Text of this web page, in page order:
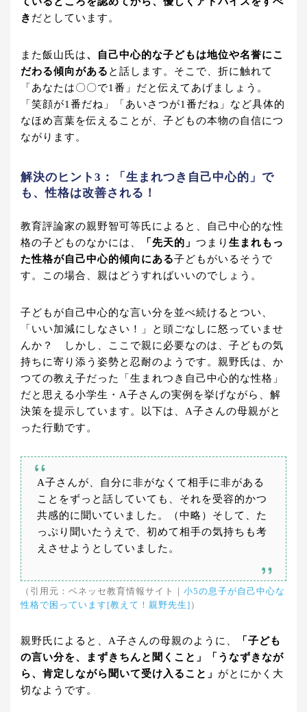
き だとしています。
また飯山氏は、自己中心的な子どもは地位や名誉にこ
だわる傾向がある と話します。そこで、折に触れて
「あなたは〇〇で1番」だと伝えてあげましょう。
「笑顔が1番だね」「あいさつが1番だね」など具体的
なほめ言葉を伝えることが、子どもの本物の自信につ
ながります。
解決のヒント3：「生まれつき自己中心的」で
も、性格は改善される！
教育評論家の親野智可等氏によると、自己中心的な性
格の子どものなかには、
「先天的」 つまり 生まれもっ
た性格が自己中心的傾向にある子どもがいるそうで
す。この場合、親はどうすればいいのでしょう。
子どもが自己中心的な言い分を並べ続けるとつい、
「いい加減にしなさい！」と頭ごなしに怒っていませ
んか？ しかし、ここで親に必要なのは、子どもの気
持ちに寄り添う姿勢と忍耐のようです。親野氏は、か
つての教え子だった「生まれつき自己中心的な性格」
だと思える小学生・A子さんの実例を挙げながら、解
決策を提示しています。以下は、A子さんの母親がと
った行動です。
A子さんが、自分に非がなくて相手に非がある
ことをずっと話していても、それを受容的かつ
共感的に聞いていました。（中略）そして、た
っぷり聞いたうえで、初めて相手の気持ちも考
えさせようとしていました。
（引用元：ベネッセ教育情報サイト｜ 小5の息子が自己中心な
性格で困っています[教えて！親野先生] ）
親野氏によると、A子さんの母親のように、
「子ども
の言い分を、まずきちんと聞くこと」「うなずきなが
ら、肯定しながら聞いて受け入ること」 がとにかく大
切なようです。